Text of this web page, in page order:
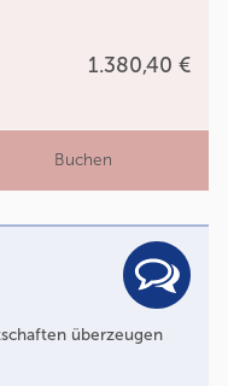
1.380,40 €
Buchen
überzeugen